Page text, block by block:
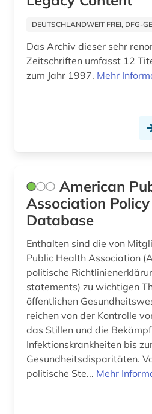
eln (1)
emil von behring (1)
entgeltsystem (1)
entschädigung (1)
enzym (1)
epidemie (1)
epidemologie (1)
epigenetik (1)
eponym (1)
ergotherapie (1)
ernährung (2)
DEUTSCHLANDWEIT FREI, DFG-
Das Archiv dieser sehr
Zeitschriften umfasst 12
zum Jahr 1997. Mehr
American
Association
Database
Enthalten sind die von
Public Health Association
politische
statements) zu wichtigen
öffentlichen
reichen von der Kontrolle
das Stillen und die
Infektionskrankheiten bis
Gesundheitsdisparitäten.
politische Ste... Mehr